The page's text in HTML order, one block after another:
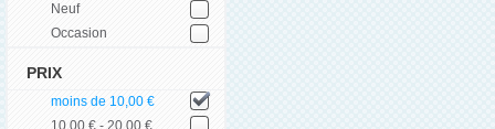
Neuf
Occasion
PRIX
moins de 10,00 €
10,00 € - 20,00 €